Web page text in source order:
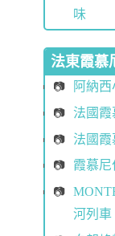
味
法東霞慕
阿納
法國霞
法國
霞慕
河列車